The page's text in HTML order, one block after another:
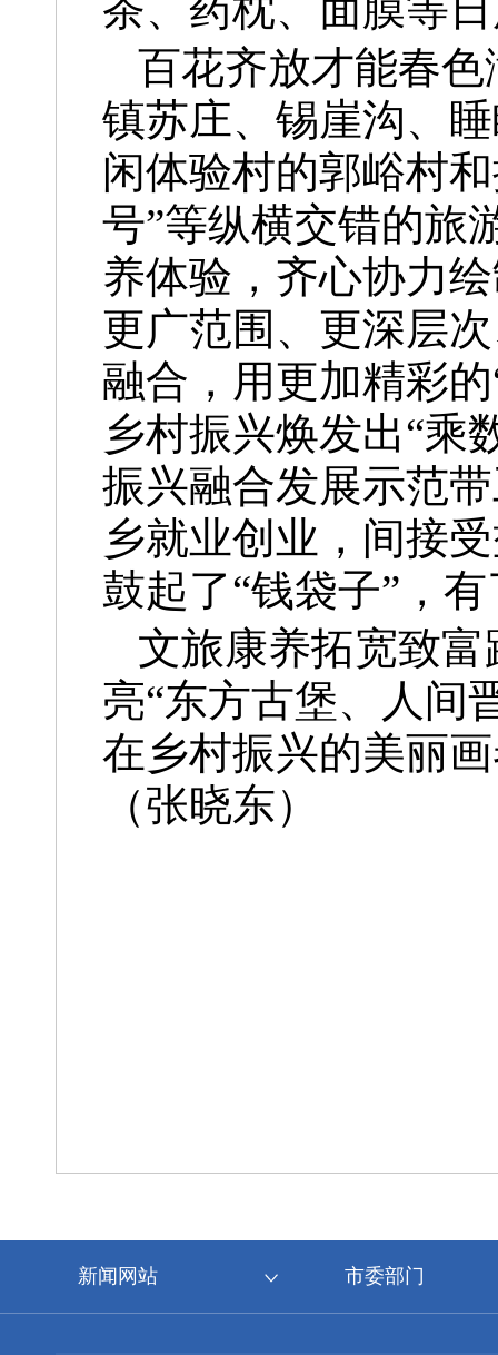
茶、药枕、面膜等
百花齐放才能春
镇苏庄、锡崖沟、
闲体验村的郭峪村
号”等纵横交错的旅
养体验，齐心协力
更广范围、更深层
融合，用更加精彩
乡村振兴焕发出“乘
振兴融合发展示范
乡就业创业，间接
鼓起了“钱袋子”，
文旅康养拓宽致
亮“东方古堡、人间
在乡村振兴的美丽
（张晓东）
新闻网站 市委部门